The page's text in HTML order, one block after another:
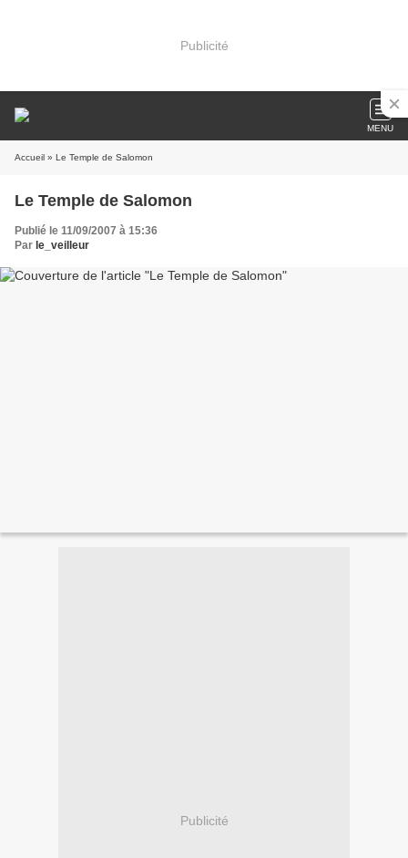
Publicité
MENU
Accueil » Le Temple de Salomon
Le Temple de Salomon
Publié le 11/09/2007 à 15:36
Par le_veilleur
Publicité